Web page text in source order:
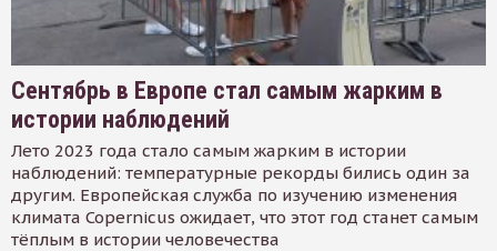
Сентябрь в Европе стал самым жарким в
истории наблюдений
Лето 2023 года стало самым жарким в истории
наблюдений: температурные рекорды бились один за
другим. Европейская служба по изучению изменения
климата Copernicus ожидает, что этот год станет самым
тёплым в истории человечества